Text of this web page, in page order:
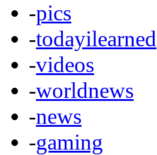
-pics
-todayilearned
-videos
-worldnews
-news
-gaming